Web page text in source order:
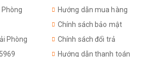
Phòng
Phòng
Hướng dẫn mua hàng
Chính sách bảo mật
Chính sách đổi trả
Hướng dẫn thanh toán